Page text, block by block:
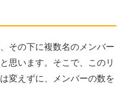
その下に複数名のメンバー
思います。そこで、このリ
変えずに、メンバーの数を